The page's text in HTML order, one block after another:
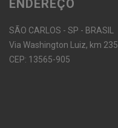
ENDEREÇO
SÃO CARLOS - SP - BRASIL
Via Washington Luiz, km 235
CEP: 13565-905